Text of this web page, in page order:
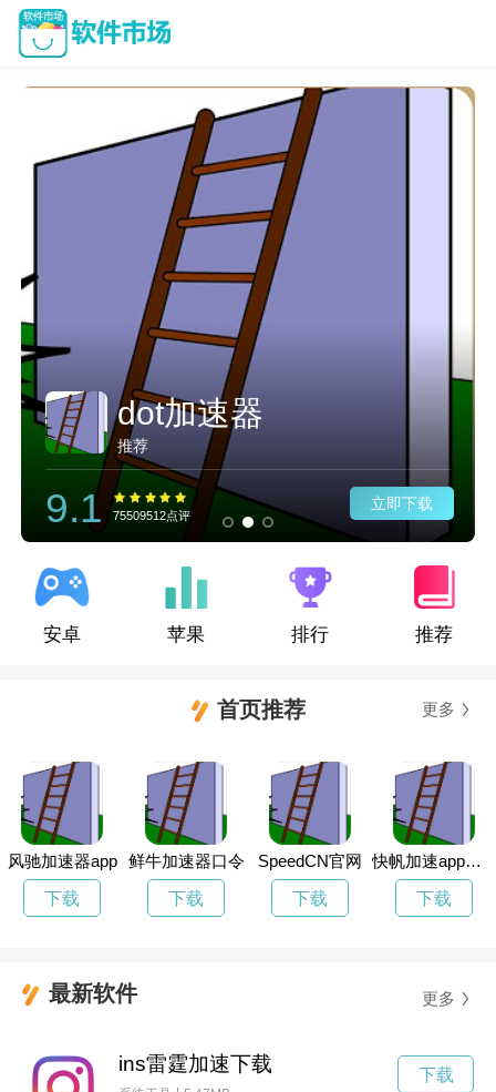
dot加速器
推荐
9.1 75509512点评
立即下载
安卓 苹果 排行 推荐
首页推荐 更多
风驰加速器app
下载
鲜牛加速器口令
下载
SpeedCN官网
下载
快帆加速app下载
下载
最新软件 更多
ins雷霆加速下载 下载